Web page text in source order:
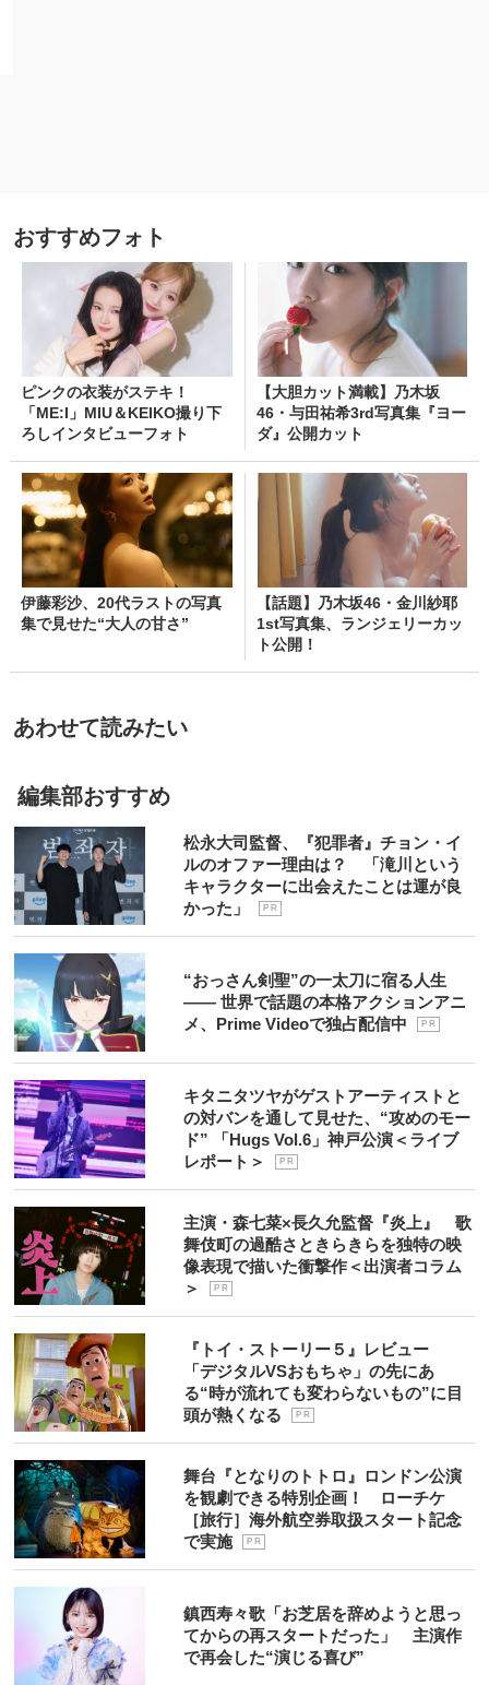
おすすめフォト
ピンクの衣装がステキ！
「ME:I」MIU＆KEIKO撮り下
ろしインタビューフォト
【大胆カット満載】乃木坂
46・与田祐希3rd写真集『ヨー
ダ』公開カット
伊藤彩沙、20代ラストの写真
集で見せた“大人の甘さ”
【話題】乃木坂46・金川紗耶
1st写真集、ランジェリーカッ
ト公開！
あわせて読みたい
編集部おすすめ
松永大司監督、『犯罪者』チョン・イ
ルのオファー理由は？ 「滝川という
キャラクターに出会えたことは運が良
かった」
P R
“おっさん剣聖”の一太刀に宿る人生
―― 世界で話題の本格アクションアニ
メ、Prime Videoで独占配信中
P R
キタニタツヤがゲストアーティストと
の対バンを通して見せた、“攻めのモー
ド” 「Hugs Vol.6」神戸公演＜ライブ
レポート＞
P R
主演・森七菜×長久允監督『炎上』 歌
舞伎町の過酷さときらきらを独特の映
像表現で描いた衝撃作＜出演者コラム
＞
P R
『トイ・ストーリー５』レビュー
「デジタルVSおもちゃ」の先にあ
る“時が流れても変わらないもの”に目
頭が熱くなる
P R
舞台『となりのトトロ』ロンドン公演
を観劇できる特別企画！ ローチケ
［旅行］海外航空券取扱スタート記念
で実施
P R
鎮西寿々歌「お芝居を辞めようと思っ
てからの再スタートだった」 主演作
で再会した“演じる喜び”